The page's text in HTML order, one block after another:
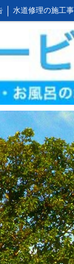
水道修理の施工事
作業料金 トイ